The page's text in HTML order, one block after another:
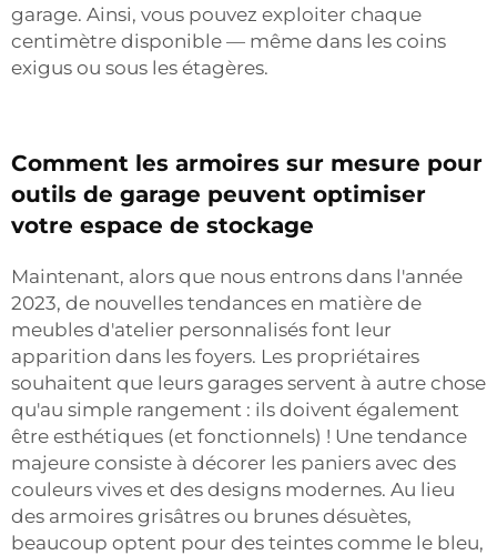
garage. Ainsi, vous pouvez exploiter chaque
centimètre disponible — même dans les coins
exigus ou sous les étagères.
Comment les armoires sur mesure pour
outils de garage peuvent optimiser
votre espace de stockage
Maintenant, alors que nous entrons dans l'année
2023, de nouvelles tendances en matière de
meubles d'atelier personnalisés font leur
apparition dans les foyers. Les propriétaires
souhaitent que leurs garages servent à autre chose
qu'au simple rangement : ils doivent également
être esthétiques (et fonctionnels) ! Une tendance
majeure consiste à décorer les paniers avec des
couleurs vives et des designs modernes. Au lieu
des armoires grisâtres ou brunes désuètes,
beaucoup optent pour des teintes comme le bleu,